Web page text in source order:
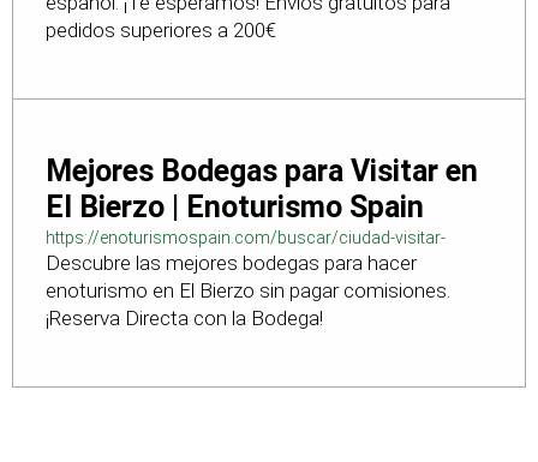
pedidos superiores a 200€
Mejores Bodegas para Visitar en
El Bierzo | Enoturismo Spain
https://enoturismospain.com/buscar/ciudad-visitar-
bodegas-en-leon
Descubre las mejores bodegas para hacer
enoturismo en El Bierzo sin pagar comisiones.
¡Reserva Directa con la Bodega!